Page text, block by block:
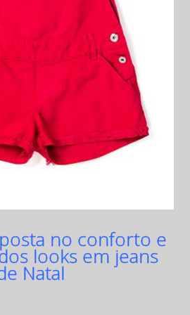
no conforto e
looks em jeans
Natal